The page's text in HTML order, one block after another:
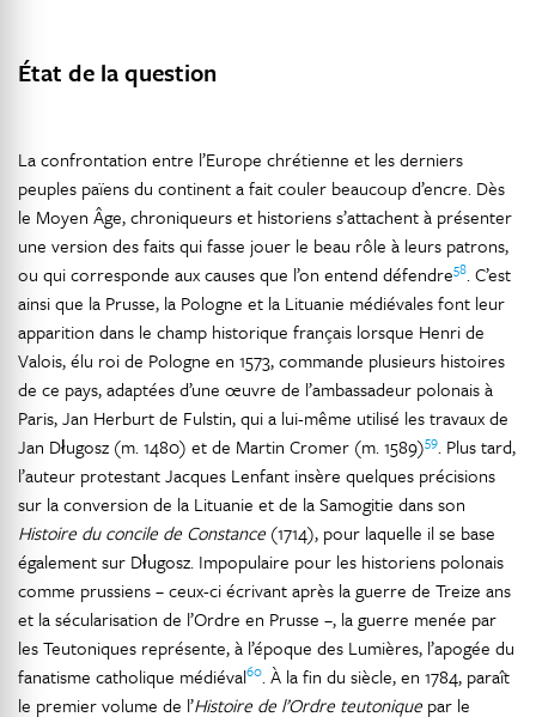
État de la question
La confrontation entre l’Europe chrétienne et les derniers
peuples païens du continent a fait couler beaucoup d’encre. Dès
le Moyen Âge, chroniqueurs et historiens s’attachent à présenter
une version des faits qui fasse jouer le beau rôle à leurs patrons,
ou qui corresponde aux causes que l’on entend défendre58. C’est
ainsi que la Prusse, la Pologne et la Lituanie médiévales font leur
apparition dans le champ historique français lorsque Henri de
Valois, élu roi de Pologne en 1573, commande plusieurs histoires
de ce pays, adaptées d’une œuvre de l’ambassadeur polonais à
Paris, Jan Herburt de Fulstin, qui a lui-même utilisé les travaux de
Jan Długosz (m. 1480) et de Martin Cromer (m. 1589)59. Plus tard,
l’auteur protestant Jacques Lenfant insère quelques précisions
sur la conversion de la Lituanie et de la Samogitie dans son
Histoire du concile de Constance (1714), pour laquelle il se base
également sur Długosz. Impopulaire pour les historiens polonais
comme prussiens – ceux-ci écrivant après la guerre de Treize ans
et la sécularisation de l’Ordre en Prusse –, la guerre menée par
les Teutoniques représente, à l’époque des Lumières, l’apogée du
fanatisme catholique médiéval60. À la fin du siècle, en 1784, paraît
le premier volume de l’Histoire de l’Ordre teutonique par le